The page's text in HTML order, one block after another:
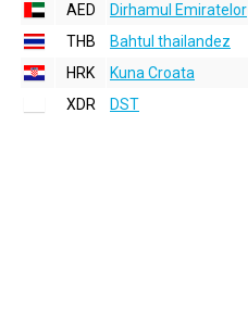
AED
Dirhamul Emiratelor
THB
Bahtul thailandez
HRK
Kuna Croata
XDR
DST